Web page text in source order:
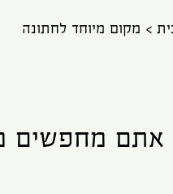
מקום מיוחד לחתונה
מחפשים